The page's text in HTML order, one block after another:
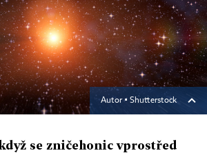
Autor ▪ Shutterstock
se zničehonic vprostřed